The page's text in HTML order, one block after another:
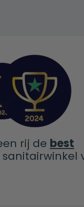
rij de best
sanitairwinkel